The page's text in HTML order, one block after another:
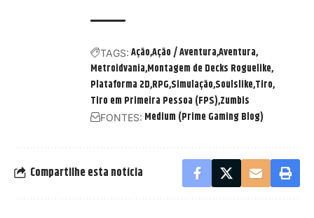
TAGS: AçãoAção / AventuraAventura
Metroidvania Montagem de Decks Roguelike
Plataforma 2D RPG Simulação Soulslike Tiro
Tiro em Primeira Pessoa (FPS) Zumbis
FONTES: Medium (Prime Gaming Blog)
Compartilhe esta notícia